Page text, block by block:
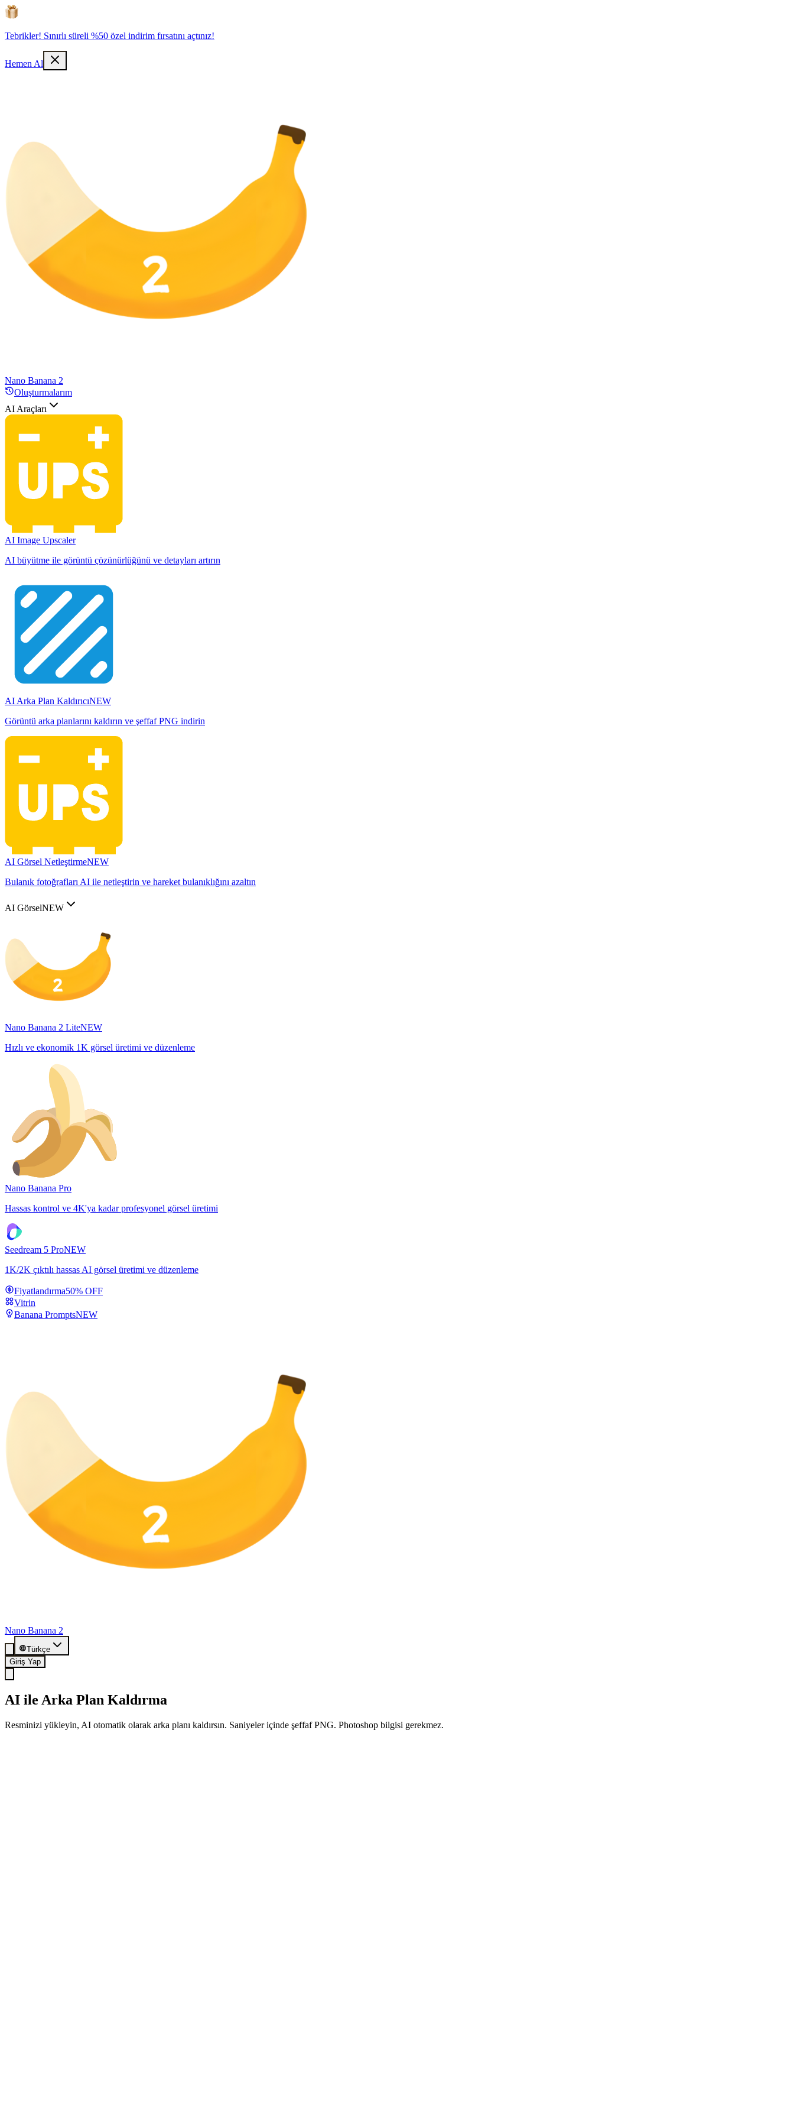
Tebrikler! Sınırlı süreli %50 özel indirim fırsatını açtınız!
Hemen Al
Nano Banana 2
Oluşturmalarım
AI Araçları
AI Image Upscaler
AI büyütme ile görüntü çözünürlüğünü ve detayları artırın
AI Arka Plan KaldırıcıNEW
Görüntü arka planlarını kaldırın ve şeffaf PNG indirin
AI Görsel NetleştirmeNEW
Bulanık fotoğrafları AI ile netleştirin ve hareket bulanıklığını azaltın
AI GörselNEW
Nano Banana 2 LiteNEW
Hızlı ve ekonomik 1K görsel üretimi ve düzenleme
Nano Banana Pro
Hassas kontrol ve 4K'ya kadar profesyonel görsel üretimi
Seedream 5 ProNEW
1K/2K çıktılı hassas AI görsel üretimi ve düzenleme
Fiyatlandırma50% OFF
Vitrin
Banana PromptsNEW
Nano Banana 2
Türkçe
Giriş Yap
AI ile Arka Plan Kaldırma
Resminizi yükleyin, AI otomatik olarak arka planı kaldırsın. Saniyeler içinde şeffaf PNG. Photoshop bilgisi gerekmez.